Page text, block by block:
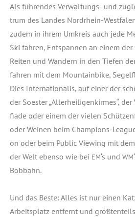
Als füh­ren­des Ver­wal­tungs- und
trum des Lan­des Nord­rhein-
zudem in ihrem Umkreis auch jede
Ski fah­ren, Ent­span­nen an einem
Rei­ten und Wan­dern in den Tie­fen
fah­ren mit dem Moun­tain­bike,
Dies Inter­na­tio­na­lis, auf einer der
der Soes­ter „Aller­hei­li­gen­kir­mes“,
fia­de oder einem der vie­len
oder Wei­nen beim Cham­pi­ons-
on oder beim Public Vie­w­ing mit
der Welt eben­so wie bei EM‘s und WM
Bobbahn.
Und das Bes­te: Alles ist nur einen
Arbeits­platz ent­fernt und